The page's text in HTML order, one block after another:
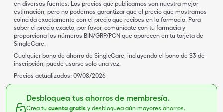
en diversas fuentes. Los precios que publicamos son nuestra mejor
estimación, pero no podemos garantizar que el precio que mostramos
coincida exactamente con el precio que recibes en la farmacia. Para
saber el precio exacto, por favor, comunícate con tu farmacia y
proporciona los números BIN/GRP/PCN que aparecen en tu tarjeta de
SingleCare.
Cualquier bono de ahorro de SingleCare, incluyendo el bono de $3 de
inscripción, puede usarse solo una vez.
Precios actualizados: 09/08/2026
Desbloquea tus ahorros de membresía.
Crea tu cuenta gratis y desbloquea aún mayores ahorros.